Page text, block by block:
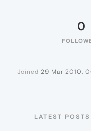
0
Joined 29 Mar 2010,
LATEST